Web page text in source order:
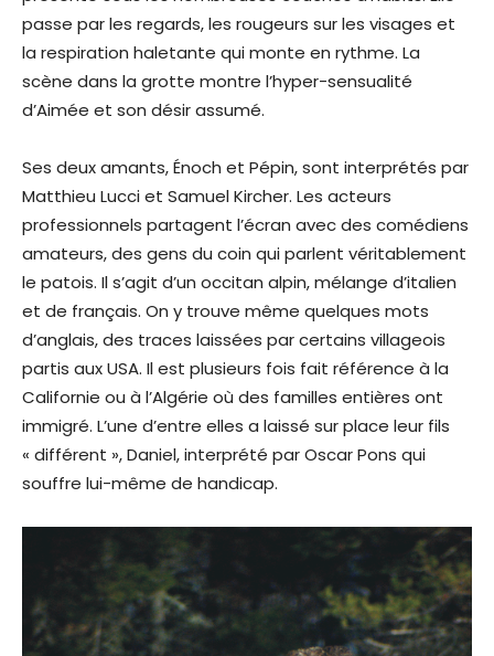
passe par les regards, les rougeurs sur les visages et
la respiration haletante qui monte en rythme. La
scène dans la grotte montre l’hyper-sensualité
d’Aimée et son désir assumé.
Ses deux amants, Énoch et Pépin, sont interprétés par
Matthieu Lucci et Samuel Kircher. Les acteurs
professionnels partagent l’écran avec des comédiens
amateurs, des gens du coin qui parlent véritablement
le patois. Il s’agit d’un occitan alpin, mélange d’italien
et de français. On y trouve même quelques mots
d’anglais, des traces laissées par certains villageois
partis aux USA. Il est plusieurs fois fait référence à la
Californie ou à l’Algérie où des familles entières ont
immigré. L’une d’entre elles a laissé sur place leur fils
« différent », Daniel, interprété par Oscar Pons qui
souffre lui-même de handicap.